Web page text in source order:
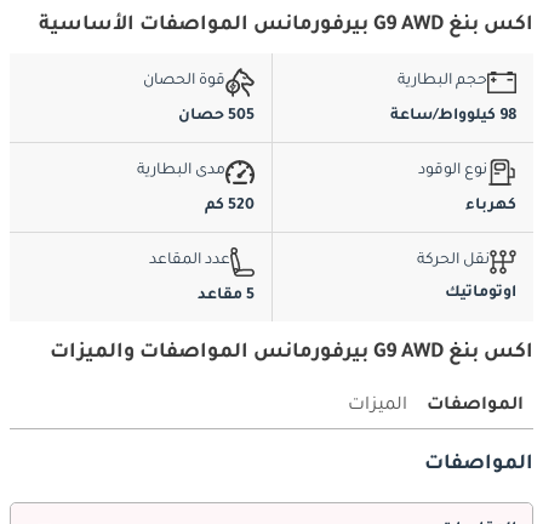
اكس بنغ G9 AWD بيرفورمانس المواصفات الأساسية
حجم البطارية
98 كيلوواط/ساعة
قوة الحصان
505 حصان
نوع الوقود
كهرباء
مدى البطارية
520 كم
نقل الحركة
اوتوماتيك
عدد المقاعد
5 مقاعد
اكس بنغ G9 AWD بيرفورمانس المواصفات والميزات
المواصفات الميزات
المواصفات